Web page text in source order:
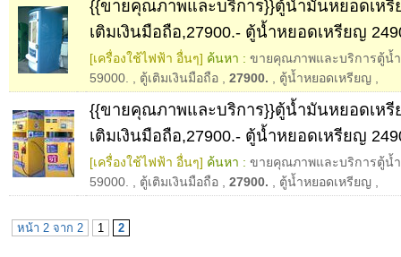
{{ขายคุณภาพและบริการ}}ตู้น้ำมันหยอดเหรี
เติมเงินมือถือ,27900.- ตู้น้ำหยอดเหรียญ
[เครื่องใช้ไฟฟ้า อื่นๆ] ค้นหา : ขายคุณภาพและบริการตู้น้
59000.
ตู้เติมเงินมือถือ 27900. ตู้น้ำหยอดเหรียญ
{{ขายคุณภาพและบริการ}}ตู้น้ำมันหยอดเหรี
เติมเงินมือถือ,27900.- ตู้น้ำหยอดเหรียญ
[เครื่องใช้ไฟฟ้า อื่นๆ] ค้นหา : ขายคุณภาพและบริการตู้น้
59000.
ตู้เติมเงินมือถือ 27900. ตู้น้ำหยอดเหรียญ
หน้า 2 จาก 2 1 2